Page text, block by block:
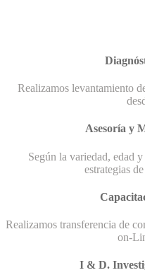
Realizamos levantamiento
Asesoría y
Según la variedad, edad
estrategias
Realizamos transferencia de
on-
I & D.